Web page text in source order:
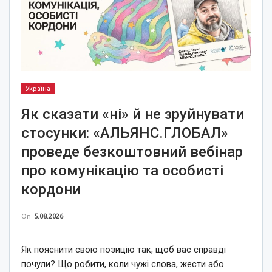
Україна
Як сказати «ні» й не зруйнувати
стосунки: «АЛЬЯНС.ГЛОБАЛ»
проведе безкоштовний вебінар
про комунікацію та особисті
кордони
On 5.08.2026
Як пояснити свою позицію так, щоб вас справді
почули? Що робити, коли чужі слова, жести або